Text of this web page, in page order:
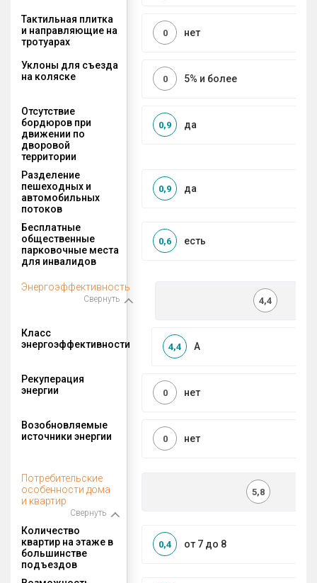
Тактильная плитка
и направляющие на
тротуарах
нет
0
Уклоны для съезда
на коляске
5% и более
0
Отсутствие
бордюров при
движении по
дворовой
территории
да
0,9
Разделение
пешеходных и
автомобильных
потоков
да
0,9
Бесплатные
общественные
парковочные места
для инвалидов
есть
0,6
Энергоэффективность
Свернуть 4,4
Класс
энергоэффективности
A
4,4
Рекуперация
энергии
нет
0
Возобновляемые
источники энергии
нет
0
Потребительские
особенности дома
и квартир
Свернуть
5,8
Количество
квартир на этаже в
большинстве
подъездов
от 7 до 8
0,4